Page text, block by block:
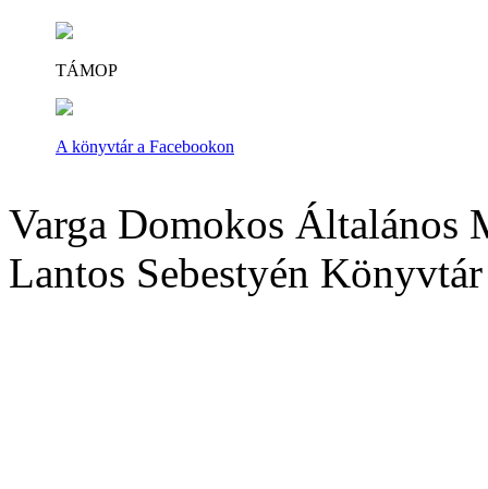
TÁMOP
A könyvtár a Facebookon
Varga Domokos Általános
Lantos Sebestyén